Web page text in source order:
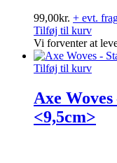
99,00kr. + evt.
Tilføj til kurv
Vi forventer at
Tilføj til kurv
Axe
<9,5cm>